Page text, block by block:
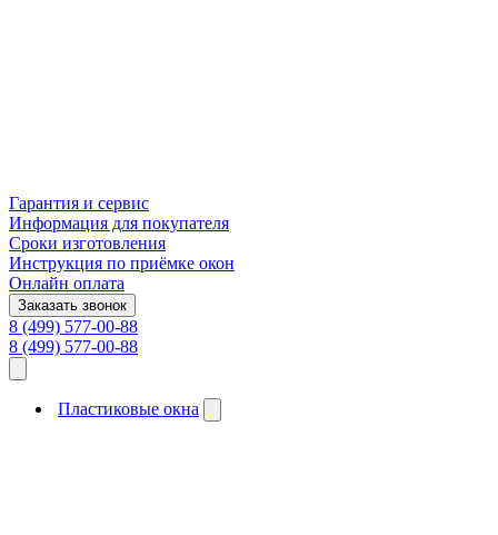
Гарантия и сервис
Информация для покупателя
Сроки изготовления
Инструкция по приёмке окон
Онлайн оплата
Заказать звонок
8 (499) 577-00-88
8 (499) 577-00-88
Пластиковые окна